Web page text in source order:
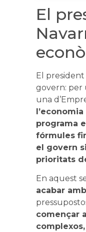
El
El president
govern: per
una
programa
fórmules
el govern
prioritats
En aquest
acabar
començar